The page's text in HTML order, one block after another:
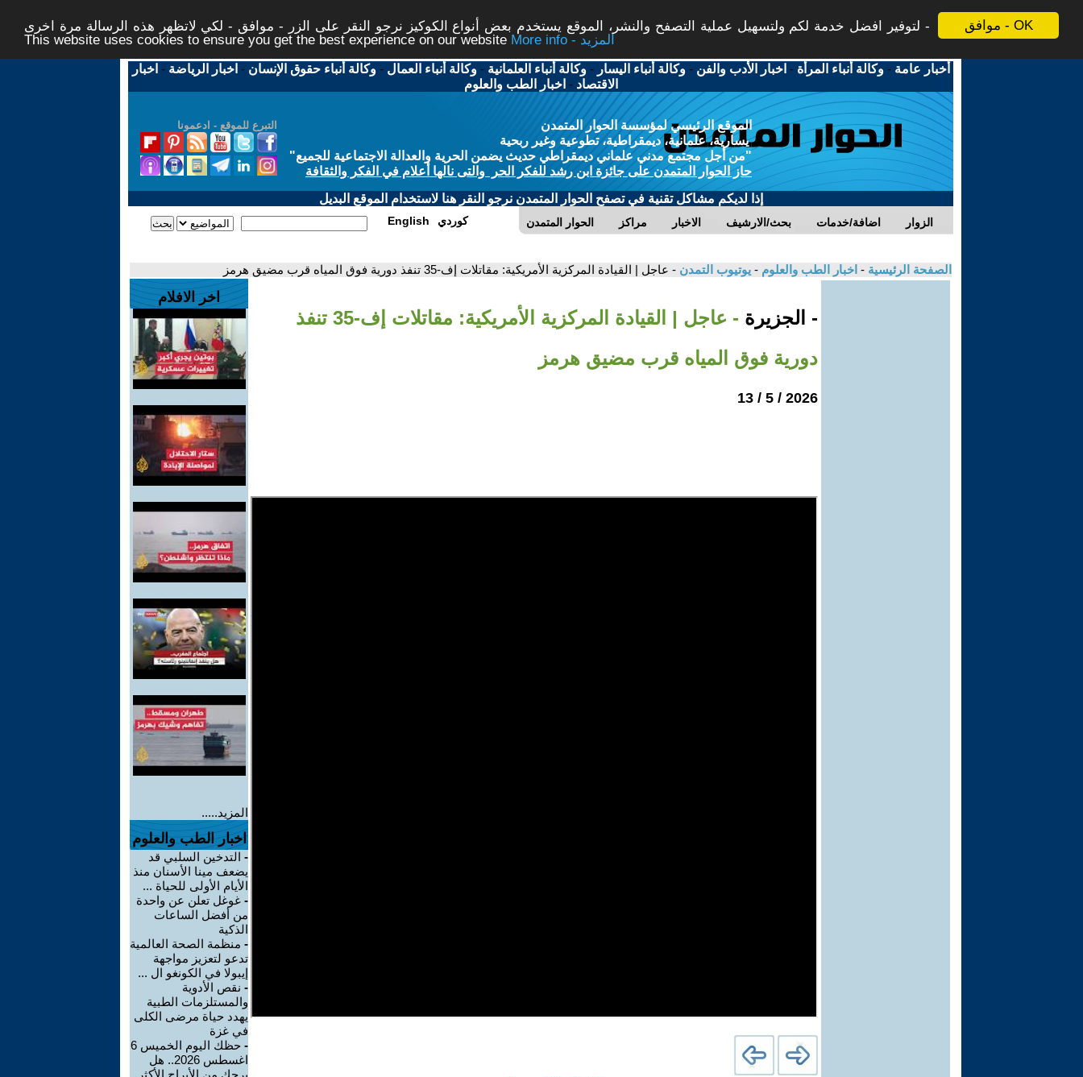
موافق - OK
لتوفير افضل خدمة لكم ولتسهيل عملية التصفح والنشر، الموقع يستخدم بعض أنواع الكوكيز نرجو النقر على الزر - موافق - لكي لاتظهر هذه الرسالة مرة اخرى -
This website uses cookies to ensure you get the best experience on our website
More info - المزيد
أخبار عامة -وكالة أنباء المرأة - اخبار الأدب والفن -وكالة أنباء اليسار -وكالة أنباء العلمانية -وكالة أنباء العمال -وكالة أنباء حقوق الإنسان - اخبار الرياضة - اخبار
الاقتصاد - اخبار الطب والعلوم
التبرع للموقع - ادعمونا
الموقع الرئيسي لمؤسسة الحوار المتمدن
يسارية، علمانية، ديمقراطية، تطوعية وغير ربحية
"من أجل مجتمع مدني علماني ديمقراطي حديث يضمن الحرية والعدالة الاجتماعية للجميع"
حاز الحوار المتمدن على جائزة ابن رشد للفكر الحر والتى نالها أعلام في الفكر والثقافة
إذا لديكم مشاكل تقنية في تصفح الحوار المتمدن نرجو النقر هنا لاستخدام الموقع البديل
الحوار المتمدن مراكز الاخبار بحث/الارشيف اضافة/خدمات الزوار English كوردي
الصفحة الرئيسية - اخبار الطب والعلوم - يوتيوب التمدن - عاجل | القيادة المركزية الأمريكية: مقاتلات إف-35 تنفذ دورية فوق المياه قرب مضيق هرمز
- الجزيرة
- عاجل | القيادة المركزية الأمريكية: مقاتلات إف-35 تنفذ
دورية فوق المياه قرب مضيق هرمز
2026 / 5 / 13
اخر الافلام
المزيد.....
اخبار الطب والعلوم
- التدخين السلبي قد
يضعف مينا الأسنان منذ
الأيام الأولى للحياة ...
- غوغل تعلن عن واحدة
من أفضل الساعات
الذكية
- منظمة الصحة العالمية
تدعو لتعزيز مواجهة
إيبولا في الكونغو ال ...
- نقص الأدوية
والمستلزمات الطبية
يهدد حياة مرضى الكلى
في غزة
-
حظك اليوم الخميس 6
اغسطس 2026.. هل
برجك من الأبراج الأكثر